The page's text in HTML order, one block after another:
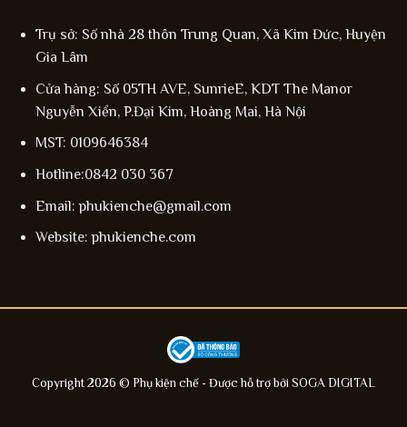
Trụ sở: Số nhà 28 thôn Trung Quan, Xã Kim Đức, Huyện
Gia Lâm
Cửa hàng: Số 05TH AVE, SunrieE, KDT The Manor
Nguyễn Xiển, P.Đại Kim, Hoàng Mai, Hà Nội
MST: 0109646384
Hotline:0842 030 367
Email: phukienche@gmail.com
Website: phukienche.com
Copyright 2026 © Phụ kiện chế - Được hỗ trợ bởi SOGA DIGITAL